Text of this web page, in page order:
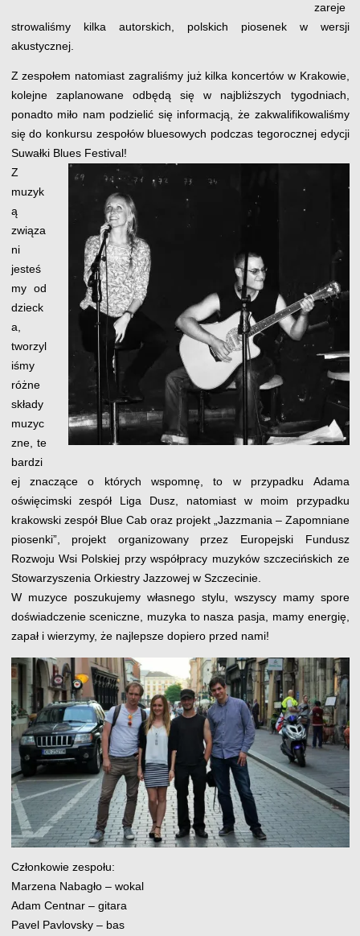
zareje
strowaliśmy kilka autorskich, polskich piosenek w wersji
akustycznej.
Z zespołem natomiast zagraliśmy już kilka koncertów w Krakowie,
kolejne zaplanowane odbędą się w najbliższych tygodniach,
ponadto miło nam podzielić się informacją, że zakwalifikowaliśmy
się do konkursu zespołów bluesowych podczas tegorocznej edycji
Suwałki Blues Festival!
Z
muzyk
ą
związa
ni
jesteś
my od
dzieck
a,
tworzyl
iśmy
różne
składy
muzyc
zne, te
bardzi
ej znaczące o których wspomnę, to w przypadku Adama
oświęcimski zespół Liga Dusz, natomiast w moim przypadku
krakowski zespół Blue Cab oraz projekt „Jazzmania – Zapomniane
piosenki”, projekt organizowany przez Europejski Fundusz
Rozwoju Wsi Polskiej przy współpracy muzyków szczecińskich ze
Stowarzyszenia Orkiestry Jazzowej w Szczecinie.
W muzyce poszukujemy własnego stylu, wszyscy mamy spore
doświadczenie sceniczne, muzyka to nasza pasja, mamy energię,
zapał i wierzymy, że najlepsze dopiero przed nami!
Członkowie zespołu:
Marzena Nabagło – wokal
Adam Centnar – gitara
Pavel Pavlovsky – bas